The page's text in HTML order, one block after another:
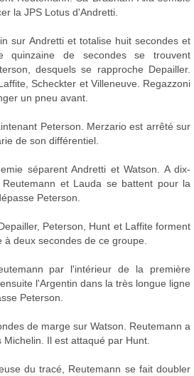
la JPS Lotus d'Andretti.
sur Andretti et totalise huit secondes et
quinzaine de secondes se trouvent
desquels se rapproche Depailler.
Scheckter et Villeneuve. Regazzoni
un pneu avant.
Peterson. Merzario est arrêté sur
de son différentiel.
séparent Andretti et Watson. A dix-
et Lauda se battent pour la
Peterson.
Peterson, Hunt et Laffite forment
à deux secondes de ce groupe.
par l'intérieur de la première
l'Argentin dans la très longue ligne
Peterson.
de marge sur Watson. Reutemann a
Il est attaqué par Hunt.
du tracé, Reutemann se fait doubler